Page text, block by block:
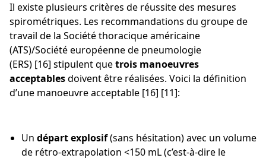
Il existe plusieurs critères de réussite des mesures
spirométriques. Les recommandations du groupe de
travail de la Société thoracique américaine
(ATS)/Société européenne de pneumologie
(ERS) [16] stipulent quetrois manoeuvres
acceptablesdoivent être réalisées. Voici la définition
d’une manoeuvre acceptable [16] [11]:
Un départ explosif(sans hésitation) avec un volume
de rétro-extrapolation <150 mL (c’est-à-dire le